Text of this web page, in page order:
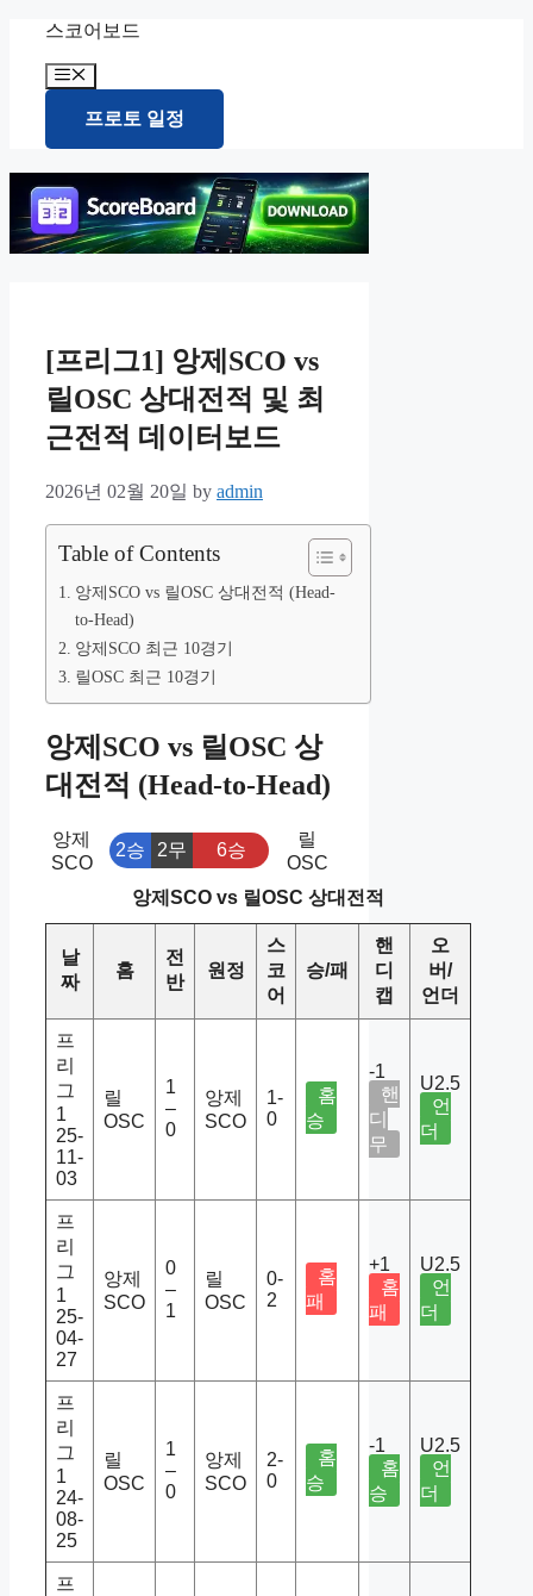
content
스코어보드
Menu
프로토 일정
[프리그1] 앙제SCO vs
릴OSC 상대전적 및 최
근전적 데이터보드
2026년 02월 20일 by admin
Table of Contents
앙제SCO vs 릴OSC 상대전적 (Head-
to-Head)
앙제SCO 최근 10경기
릴OSC 최근 10경기
앙제SCO vs 릴OSC 상
대전적 (Head-to-Head)
앙제
SCO
2승 2무 6승
릴
OSC
앙제SCO vs 릴OSC 상대전적
날
짜
홈
전
반
원정
스
코
어
승/패
핸
디
캡
오
버/
언더
프
리
그
1
25-
11-
03
릴
OSC
1
–
0
앙제
SCO
1-
0
홈
승
-1
핸
디
무
U2.5
언
더
프
리
그
1
25-
04-
27
앙제
SCO
0
–
1
릴
OSC
0-
2
홈
패
+1
홈
패
U2.5
언
더
프
리
그
1
24-
08-
25
릴
OSC
1
–
0
앙제
SCO
2-
0
홈
승
-1
홈
승
U2.5
언
더
프